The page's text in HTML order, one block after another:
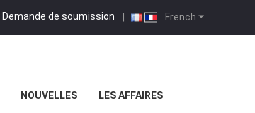
French
Demande de soumission |
NOUVELLES LES AFFAIRES